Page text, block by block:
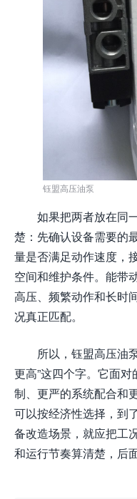
钰盟高压油泵
如果把两者放在同
楚：先确认设备需要的
量是否满足动作速度，
空间和维护条件。能带
高压、频繁动作和长时
况真正匹配。
所以，钰盟高压油
更高”这四个字。它面
制、更严的系统配合和
可以按经济性选择，到
备改造场景，就应把工
和运行节奏算清楚，后